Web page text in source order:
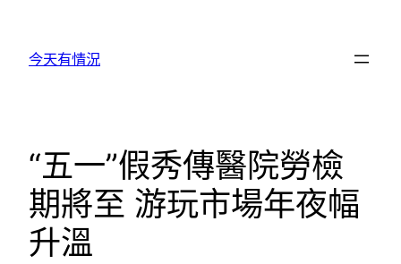
今天有情況
“五一”假秀傳醫院勞檢
期將至 游玩市場年夜幅
升溫